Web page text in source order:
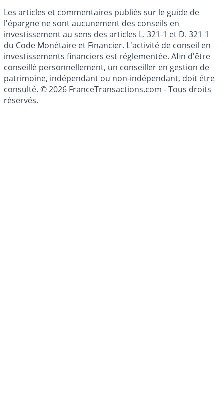
Les articles et commentaires publiés sur le guide de
l'épargne ne sont aucunement des conseils en
investissement au sens des articles L. 321-1 et D. 321-1
du Code Monétaire et Financier. L'activité de conseil en
investissements financiers est réglementée. Afin d'être
conseillé personnellement, un conseiller en gestion de
patrimoine, indépendant ou non-indépendant, doit être
consulté. © 2026 FranceTransactions.com - Tous droits
réservés.